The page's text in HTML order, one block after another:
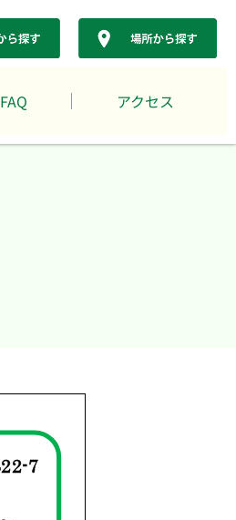
FAQ アクセス